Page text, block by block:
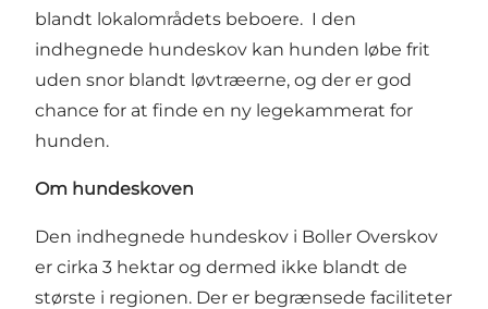
blandt lokalområdets beboere. I den
indhegnede hundeskov kan hunden løbe frit
uden snor blandt løvtræerne, og der er god
chance for at finde en ny legekammerat for
hunden.
Om hundeskoven
Den indhegnede hundeskov i Boller Overskov
er cirka 3 hektar og dermed ikke blandt de
største i regionen. Der er begrænsede faciliteter